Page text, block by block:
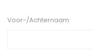
Voor-/Achternaam: